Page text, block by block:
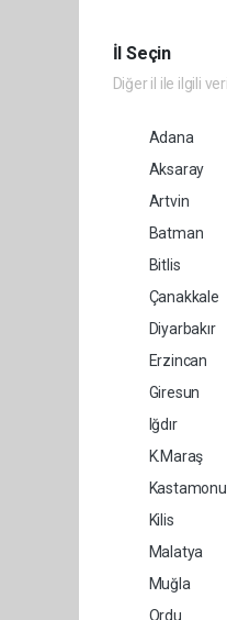
İl Seçin
Diğer il ile ilgili
Adana
Aksaray
Artvin
Batman
Bitlis
Çanakkale
Diyarbakır
Erzincan
Giresun
Iğdır
K.Maraş
Kastamonu
Kilis
Malatya
Muğla
Ordu